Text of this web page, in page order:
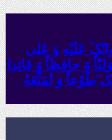
عَلَیْهِ وَ عَلى
وَ حافِظاً وَ قائِدا
َطَوْعاً وَ تُمَتِّعَهُ